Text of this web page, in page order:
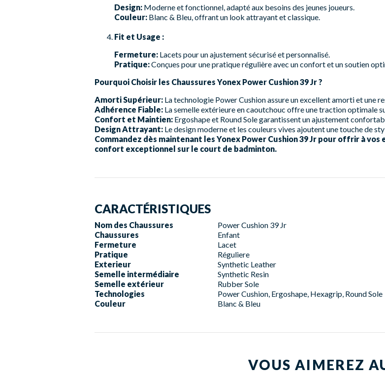
Design: Moderne et fonctionnel, adapté aux besoins des jeunes joueurs.
Couleur: Blanc & Bleu, offrant un look attrayant et classique.
Fit et Usage :
Fermeture: Lacets pour un ajustement sécurisé et personnalisé.
Pratique:Conçues pour une pratique régulière avec un confort et un soutien
Pourquoi Choisir les Chaussures Yonex Power Cushion 39 Jr ?
Amorti Supérieur: La technologie Power Cushion assure un excellent amorti et une
Adhérence Fiable: La semelle extérieure en caoutchouc offre une traction optimale
Confort et Maintien: Ergoshape et Round Sole garantissent un ajustement
Design Attrayant: Le design moderne et les couleurs vives ajoutent une touche de
Commandez dès maintenant les Yonex Power Cushion 39 Jr pour offrir à
confort exceptionnel sur le court de badminton.
CARACTÉRISTIQUES
Nom des Chaussures
Power Cushion 39 Jr
Chaussures
Enfant
Fermeture
Lacet
Pratique
Réguliere
Exterieur
Synthetic Leather
Semelle intermédiaire
Synthetic Resin
Semelle extérieur
Rubber Sole
Technologies
Power Cushion, Ergoshape, Hexagrip, Round Sole
Couleur
Blanc & Bleu
VOUS AIMEREZ